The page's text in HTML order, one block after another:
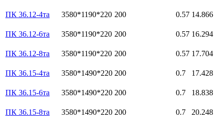
ПК 36.12-4та 3580*1190*220 200 0.57 14.866
ПК 36.12-6та 3580*1190*220 200 0.57 16.294
ПК 36.12-8та 3580*1190*220 200 0.57 17.704
ПК 36.15-4та 3580*1490*220 200 0.7 17.428
ПК 36.15-6та 3580*1490*220 200 0.7 18.838
ПК 36.15-8та 3580*1490*220 200 0.7 20.248